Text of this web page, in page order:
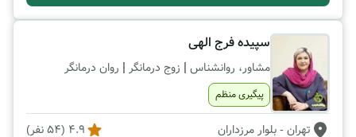
سپیده فرج الهی
مشاور، روانشناس | زوج درمانگر | روان درمانگر
پیگیری منظم
تهران - بلوار مرزداران 4.9
(
54نفر)